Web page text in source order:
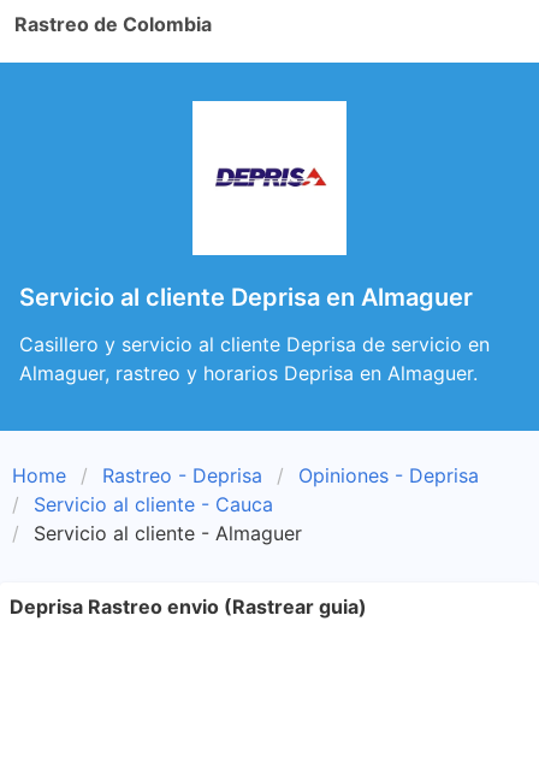
Rastreo de Colombia
Servicio al cliente Deprisa en Almaguer
Casillero y servicio al cliente Deprisa de servicio en
Almaguer, rastreo y horarios Deprisa en Almaguer.
Home Rastreo - Deprisa
Opiniones - Deprisa
Servicio al cliente - Cauca
Servicio al cliente - Almaguer
Deprisa Rastreo envio (Rastrear guia)